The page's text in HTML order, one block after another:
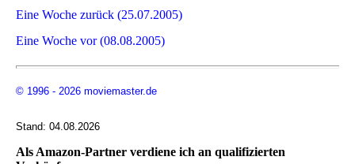
Eine Woche zurück (25.07.2005)
Eine Woche vor (08.08.2005)
© 1996 - 2026 moviemaster.de
Stand: 04.08.2026
Als Amazon-Partner verdiene ich an qualifizierten